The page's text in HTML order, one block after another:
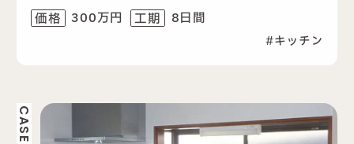
価格 300万円 工期 8日間
キッチン
CASE